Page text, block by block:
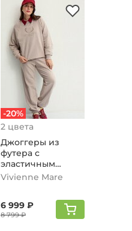
-20%
2 цвета
Джоггеры из
футера с
эластичным
поясом, бежевый
Vivienne Mare
6 999 ₽
8 799 ₽